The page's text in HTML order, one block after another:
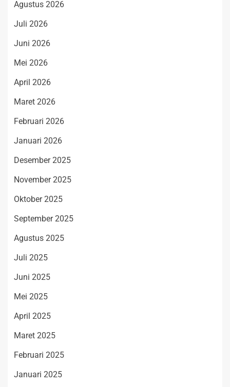
Agustus 2026
Juli 2026
Juni 2026
Mei 2026
April 2026
Maret 2026
Februari 2026
Januari 2026
Desember 2025
November 2025
Oktober 2025
September 2025
Agustus 2025
Juli 2025
Juni 2025
Mei 2025
April 2025
Maret 2025
Februari 2025
Januari 2025